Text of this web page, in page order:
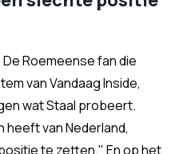
Roemeense fan die
van Vandaag Inside,
wat Staal probeert.
heeft van Nederland,
te zetten." En op het